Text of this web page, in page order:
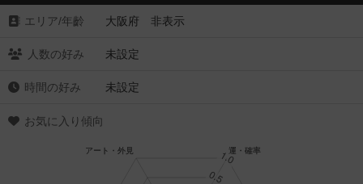
エリア/年齡 大阪府 非表示
人数の好み 未設定
時間の好み 未設定
お気に入り傾向